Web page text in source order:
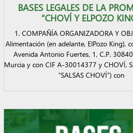
BASES LEGALES DE LA
“CHOVÍ Y ELPOZO
1. COMPAÑÍA ORGANIZADORA Y
Alimentación (en adelante, ElPozo King),
Avenida Antonio Fuertes, 1, C.P.
Murcia y con CIF A-30014377 y CHOVÍ,
“SALSAS CHOVÍ”) con